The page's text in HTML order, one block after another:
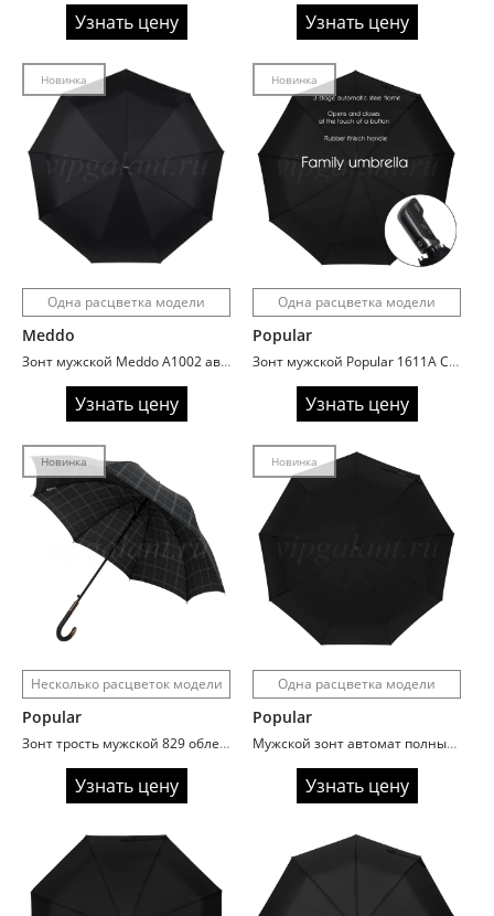
Узнать цену Узнать цену
Новинка
Одна расцветка модели
Meddo
Зонт мужской Meddo A1002 автоматический
Узнать цену
Новинка
Одна расцветка модели
Popular
Зонт мужской Popular 1611A Семейный
Узнать цену
Новинка
Несколько расцветок модели
Popular
Зонт трость мужской 829 облегченный
Узнать цену
Новинка
Одна расцветка модели
Popular
Мужской зонт автомат полный Popular 1016K
Узнать цену